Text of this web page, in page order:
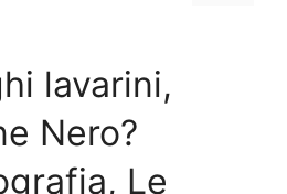
lavarini,
Nero?
Le